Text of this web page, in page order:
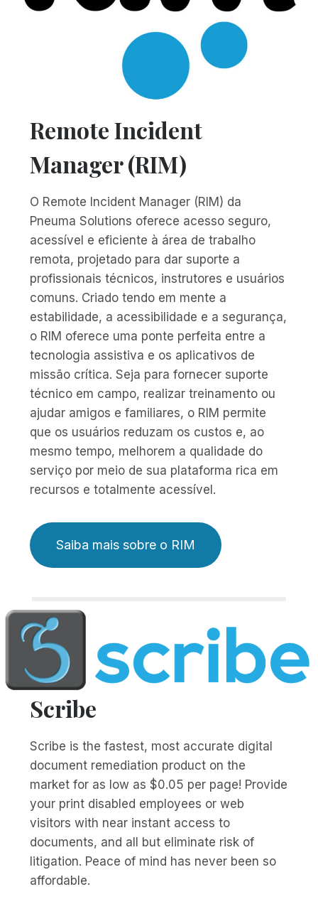
Remote Incident
Manager (RIM)
O Remote Incident Manager (RIM) da
Pneuma Solutions oferece acesso seguro,
acessível e eficiente à área de trabalho
remota, projetado para dar suporte a
profissionais técnicos, instrutores e usuários
comuns. Criado tendo em mente a
estabilidade, a acessibilidade e a segurança,
o RIM oferece uma ponte perfeita entre a
tecnologia assistiva e os aplicativos de
missão crítica. Seja para fornecer suporte
técnico em campo, realizar treinamento ou
ajudar amigos e familiares, o RIM permite
que os usuários reduzam os custos e, ao
mesmo tempo, melhorem a qualidade do
serviço por meio de sua plataforma rica em
recursos e totalmente acessível.
Saiba mais sobre o RIM
Scribe
Scribe is the fastest, most accurate digital
document remediation product on the
market for as low as $0.05 per page! Provide
your print disabled employees or web
visitors with near instant access to
documents, and all but eliminate risk of
litigation. Peace of mind has never been so
affordable.